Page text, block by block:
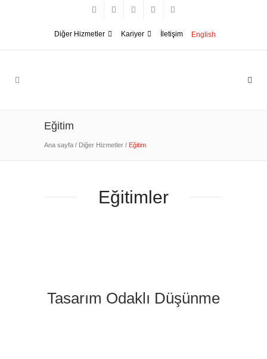
Diğer Hizmetler Kariyer İletişim English
Eğitim
Ana sayfa / Diğer Hizmetler / Eğitim
Eğitimler
Tasarım Odaklı Düşünme